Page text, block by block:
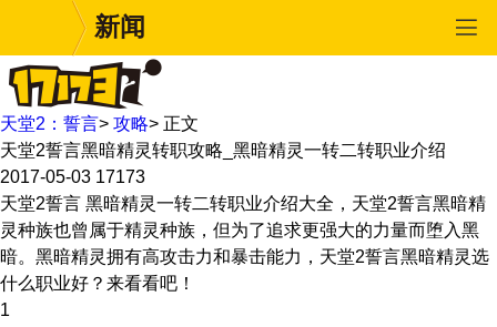
新闻
天堂2：誓言> 攻略> 正文
天堂2誓言黑暗精灵转职攻略_黑暗精灵一转二转职业介绍
2017-05-03 17173
天堂2誓言 黑暗精灵一转二转职业介绍大全，天堂2誓言黑暗精
灵种族也曾属于精灵种族，但为了追求更强大的力量而堕入黑
暗。黑暗精灵拥有高攻击力和暴击能力，天堂2誓言黑暗精灵选
什么职业好？来看看吧！
1